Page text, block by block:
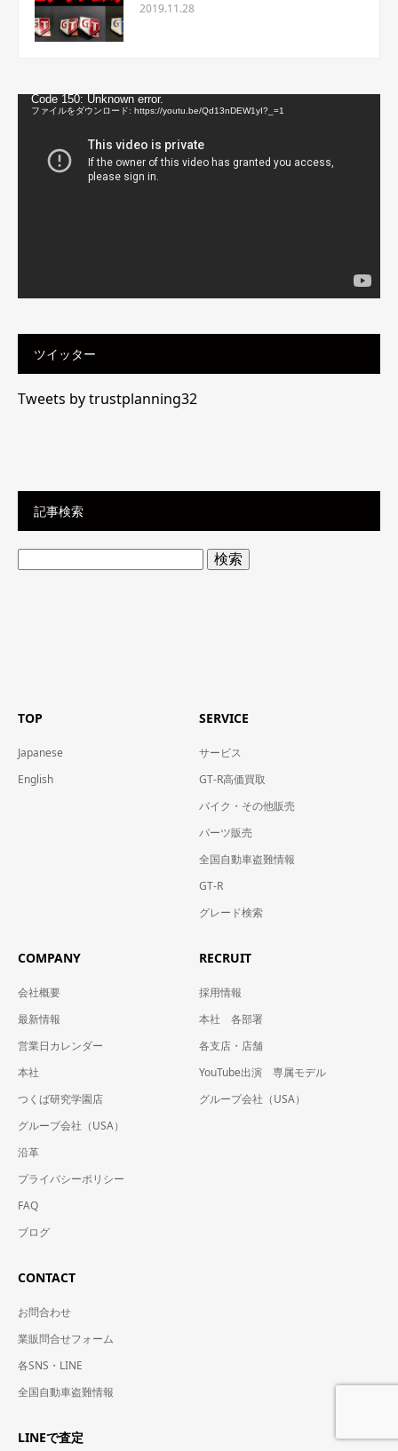
2019.11.28
動Code 150: Unknown error.
ファイルをダウンロード: https://youtu.be/Qd13nDEW1yI?_=1
ツイッター
Tweets by trustplanning32
記事検索
検
索:
TOP
Japanese
English
SERVICE
サービス
GT-R高価買取
バイク・その他販売
パーツ販売
全国自動車盗難情報
GT-R
グレード検索
COMPANY
会社概要
最新情報
営業日カレンダー
本社
つくば研究学園店
グループ会社（USA）
沿革
プライバシーポリシー
FAQ
ブログ
RECRUIT
採用情報
本社 各部署
各支店・店舗
YouTube出演 専属モデル
グループ会社（USA）
CONTACT
お問合わせ
業販問合せフォーム
各SNS・LINE
全国自動車盗難情報
LINEで査定